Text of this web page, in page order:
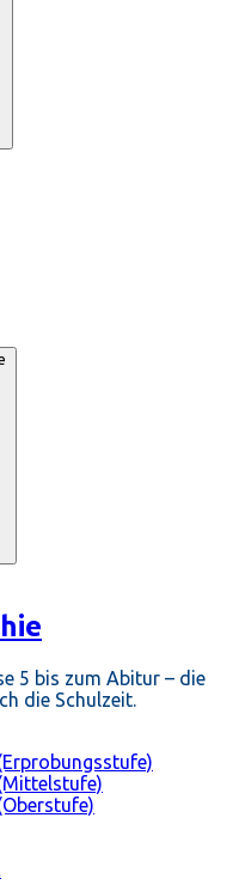
5 bis zum Abitur – die
die Schulzeit.